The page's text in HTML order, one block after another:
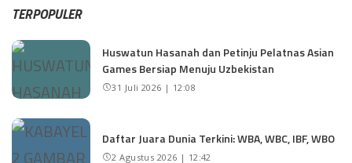
TERPOPULER
Huswatun Hasanah dan Petinju Pelatnas Asian
Games Bersiap Menuju Uzbekistan
31 Juli 2026 | 12:08
Daftar Juara Dunia Terkini: WBA, WBC, IBF, WBO
2 Agustus 2026 | 12:42